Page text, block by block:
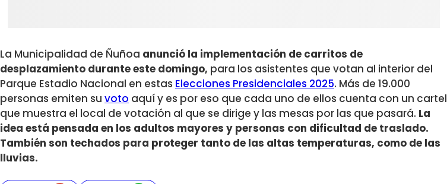
La Municipalidad de Ñuñoa anunció la implementación de carritos de
desplazamiento durante este domingo, para los asistentes que votan al interior del
Parque Estadio Nacional en estas Elecciones Presidenciales 2025. Más de 19.000
personas emiten su voto aquí y es por eso que cada uno de ellos cuenta con un cartel
que muestra el local de votación al que se dirige y las mesas por las que pasará. La
idea está pensada en los adultos mayores y personas con dificultad de traslado.
También son techados para proteger tanto de las altas temperaturas, como de las
lluvias.